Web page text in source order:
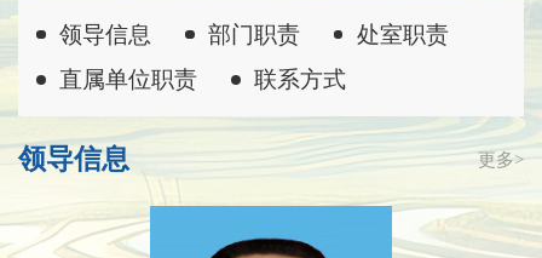
领导信息 部门职责
处室职责
直属单位职责
联系方式
领导信息 更多>